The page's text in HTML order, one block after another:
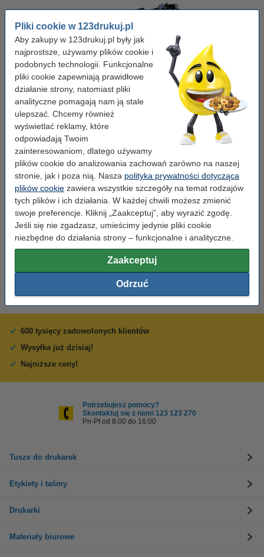
Pliki cookie w 123drukuj.pl
Aby zakupy w 123drukuj.pl były jak
najprostsze, używamy plików cookie i
podobnych technologii. Funkcjonalne
pliki cookie zapewniają prawidłowe
działanie strony, natomiast pliki
analityczne pomagają nam ją stale
ulepszać. Chcemy również
wyświetlać reklamy, które
odpowiadają Twoim
zainteresowaniom, dlatego używamy
plików cookie do analizowania zachowań zarówno na naszej
stronie, jak i poza nią. Nasza polityka prywatności dotycząca
plików cookie zawiera wszystkie szczegóły na temat rodzajów
tych plików i ich działania. W każdej chwili możesz zmienić
swoje preferencje. Kliknij „Zaakceptuj”, aby wyrazić zgodę.
Jeśli się nie zgadzasz, umieścimy jedynie pliki cookie
niezbędne do działania strony – funkcjonalne i analityczne.
Zaakceptuj
Odrzuć
Pojemność: standard Marka: 123drukuj Wydajność: ± 20.000 stron
OEM: DR6000
Kliknij i sprawdź całą specyfikacje
Zaoszczędź prawie75%w porównaniu do wersji oryginalnej!
Dostawa: 2-3 dni robocze
Za stronę 0,007 zł
149,00 zł Zamawiam
600 tysięcy zadowolonych klientów
Wysyłka już dzisiaj!
Najniższe ceny!
Potrzebujesz pomocy?
Skontaktuj się z nami 123 123 270
Pn-Pt od 8:00 do 16:00
Tusze do drukarek
Etykiety i taśmy
Drukarki
Materiały biurowe